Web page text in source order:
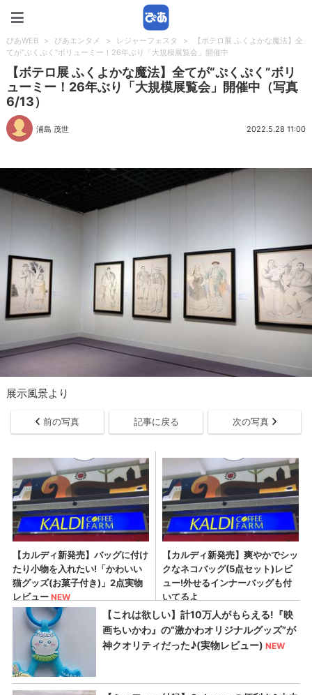
ぴあWEB > ぴあエンタメ > レジャーフェスタ >
【ボテロ展 ふくよかな魔法】全
てが“ぷくぷく”ボリューミー！26年ぶり「大規模展覧会」開催中
【ボテロ展 ふくよかな魔法】全てが“ぷくぷく”ボリ
ューミー！26年ぶり「大規模展覧会」開催中（写真
6/13）
浦島 茂世 2022.5.28 11:00
展示風景より
前の写真 記事に戻る 次の写真